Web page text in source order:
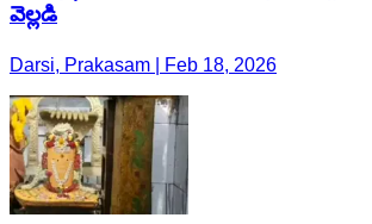
వెల్లడి
Darsi, Prakasam | Feb 18, 2026